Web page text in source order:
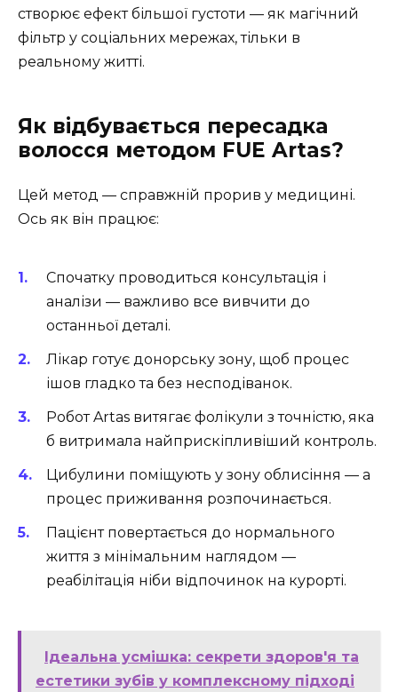
створює ефект більшої густоти — як магічний
фільтр у соціальних мережах, тільки в
реальному житті.
Як відбувається пересадка
волосся методом FUE Artas?
Цей метод — справжній прорив у медицині.
Ось як він працює:
Спочатку проводиться консультація і
аналізи — важливо все вивчити до
останньої деталі.
Лікар готує донорську зону, щоб процес
ішов гладко та без несподіванок.
Робот Artas витягає фолікули з точністю, яка
б витримала найприскіпливіший контроль.
Цибулини поміщують у зону облисіння — а
процес приживання розпочинається.
Пацієнт повертається до нормального
життя з мінімальним наглядом —
реабілітація ніби відпочинок на курорті.
Ідеальна усмішка: секрети здоров'я та
естетики зубів у комплексному підході